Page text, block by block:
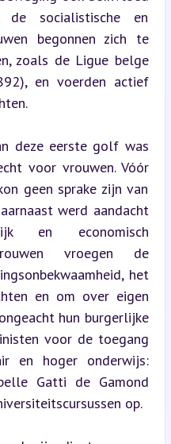
socialistische en
begonnen zich te
zoals de Ligue belge
en voerden actief
deze eerste golf was
voor vrouwen. Vóór
geen sprake zijn van
werd aandacht
en economisch
vroegen de
het
en om over eigen
hun burgerlijke
voor de toegang
en hoger onderwijs:
Gatti de Gamond
op.